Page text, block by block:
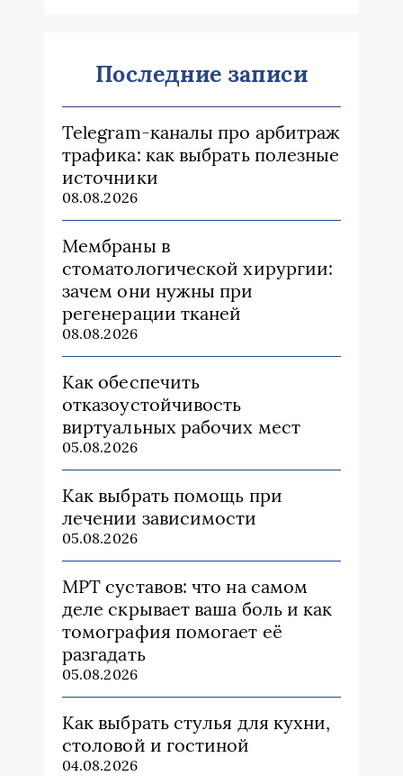
Последние записи
Telegram-каналы про арбитраж
трафика: как выбрать полезные
источники
08.08.2026
Мембраны в
стоматологической хирургии:
зачем они нужны при
регенерации тканей
08.08.2026
Как обеспечить
отказоустойчивость
виртуальных рабочих мест
05.08.2026
Как выбрать помощь при
лечении зависимости
05.08.2026
МРТ суставов: что на самом
деле скрывает ваша боль и как
томография помогает её
разгадать
05.08.2026
Как выбрать стулья для кухни,
столовой и гостиной
04.08.2026